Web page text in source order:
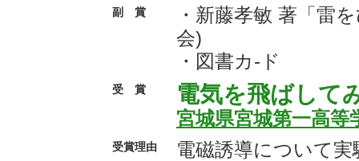
副 賞
・新藤孝敏 著「雷
会)
・図書カ-ド
受 賞 電気を飛ばして
宮城県宮城第一高等
受賞理由
電磁誘導について